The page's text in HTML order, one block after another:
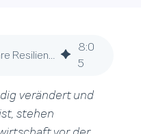
Wie Organisationen ihre Resilienz stärken
8:0
5
verändert und
stehen